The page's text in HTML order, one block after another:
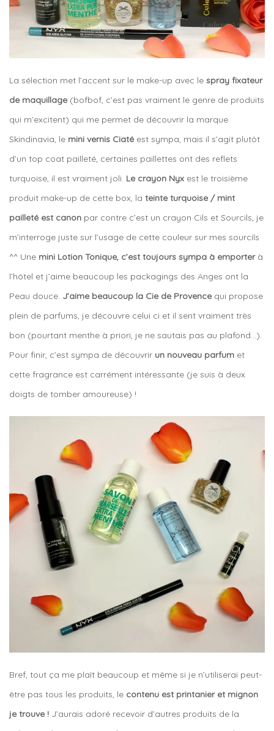
La sélection met l’accent sur le make-up avec le spray fixateur
de maquillage (bofbof, c’est pas vraiment le genre de produits
qui m’excitent) qui me permet de découvrir la marque
Skindinavia, le mini vernis Ciaté est sympa, mais il s’agit plutôt
d’un top coat pailleté, certaines paillettes ont des reflets
turquoise, il est vraiment joli. Le crayon Nyx est le troisième
produit make-up de cette box, la teinte turquoise / mint
pailleté est canon par contre c’est un crayon Cils et Sourcils, je
m’interroge juste sur l’usage de cette couleur sur mes sourcils
^^ Une mini Lotion Tonique, c’est toujours sympa à emporterà
l’hôtel et j’aime beaucoup les packagings des Anges ont la
Peau douce. J’aime beaucoup la Cie de Provence qui propose
plein de parfums, je découvre celui ci et il sent vraiment très
bon (pourtant menthe à priori, je ne sautais pas au plafond…).
Pour finir, c’est sympa de découvrir un nouveau parfum et
cette fragrance est carrément intéressante (je suis à deux
doigts de tomber amoureuse) !
Bref, tout ça me plaît beaucoup et même si je n’utiliserai peut-
être pas tous les produits, le contenu est printanier et mignon
je trouve ! J’aurais adoré recevoir d’autres produits de la